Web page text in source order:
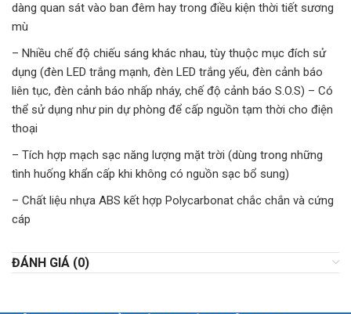
dàng quan sát vào ban đêm hay trong điều kiện thời tiết sương
mù
– Nhiều chế độ chiếu sáng khác nhau, tùy thuộc mục đích sử
dụng (đèn LED trắng mạnh, đèn LED trắng yếu, đèn cảnh báo
liên tục, đèn cảnh báo nhấp nháy, chế độ cảnh báo S.O.S) – Có
thể sử dụng như pin dự phòng để cấp nguồn tạm thời cho điện
thoại
– Tích hợp mạch sạc năng lượng mặt trời (dùng trong những
tình huống khẩn cấp khi không có nguồn sạc bổ sung)
– Chất liệu nhựa ABS kết hợp Polycarbonat chắc chắn và cứng
cáp
ĐÁNH GIÁ (0)